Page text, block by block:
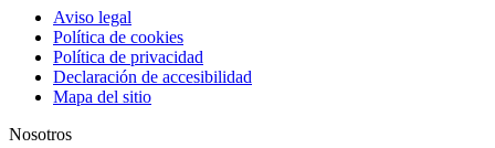
Aviso legal
Política de cookies
Política de privacidad
Declaración de accesibilidad
Mapa del sitio
Nosotros